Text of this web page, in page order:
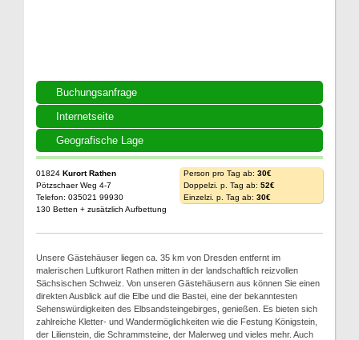
Buchungsanfrage
Internetseite
Geografische Lage
01824 Kurort Rathen
Pötzschaer Weg 4-7
Telefon: 035021 99930
130 Betten + zusätzlich Aufbettung
Person pro Tag ab: 30€
Doppelzi. p. Tag ab: 52€
Einzelzi. p. Tag ab: 30€
Unsere Gästehäuser liegen ca. 35 km von Dresden entfernt im
malerischen Luftkurort Rathen mitten in der landschaftlich reizvollen
Sächsischen Schweiz. Von unseren Gästehäusern aus können Sie einen
direkten Ausblick auf die Elbe und die Bastei, eine der bekanntesten
Sehenswürdigkeiten des Elbsandsteingebirges, genießen. Es bieten sich
zahlreiche Kletter- und Wandermöglichkeiten wie die Festung Königstein,
der Lilienstein, die Schrammsteine, der Malerweg und vieles mehr. Auch